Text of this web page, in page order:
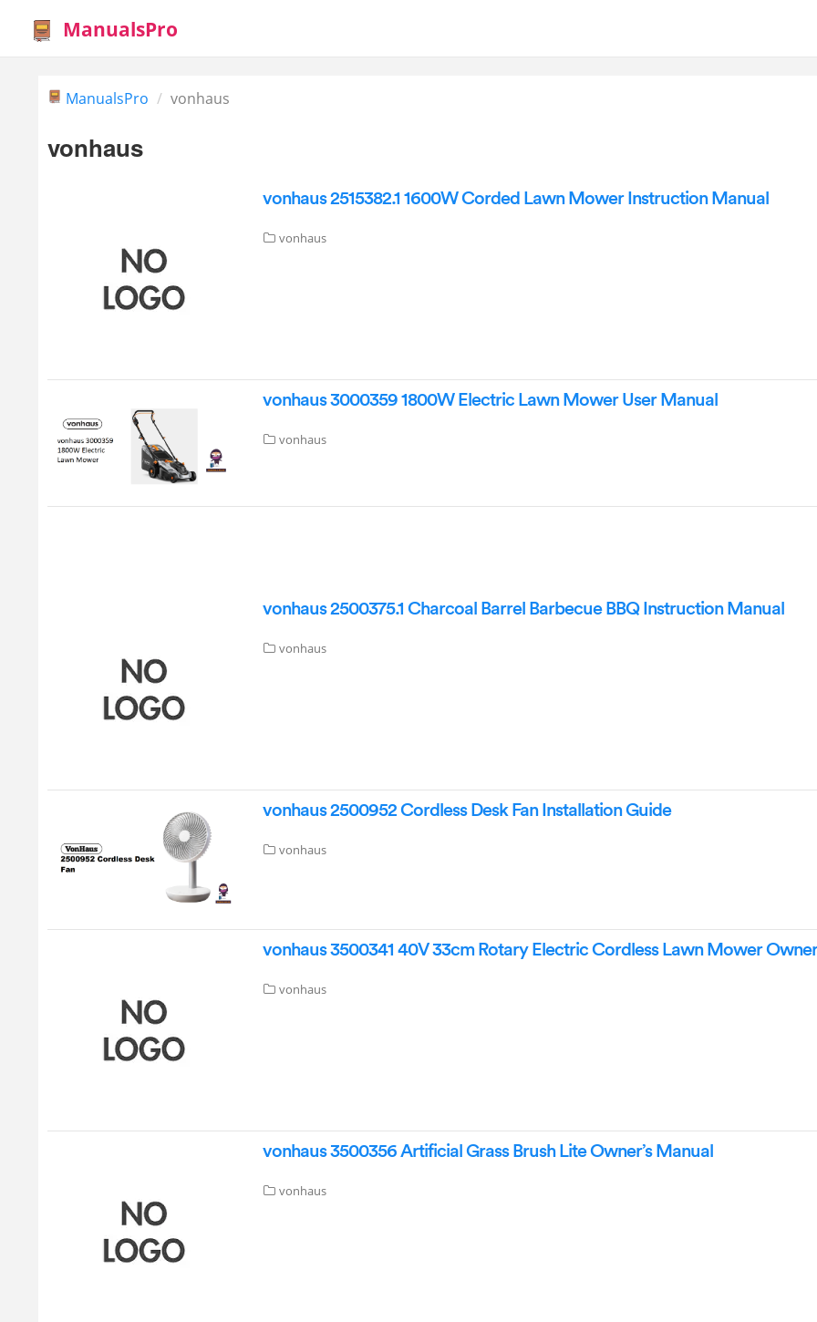
ManualsPro
ManualsPro vonhaus
vonhaus
vonhaus 2515382.1 1600W Corded Lawn Mower Instruction Manual
vonhaus
vonhaus 3000359 1800W Electric Lawn Mower User Manual
vonhaus
vonhaus 2500375.1 Charcoal Barrel Barbecue BBQ Instruction Manual
vonhaus
vonhaus 2500952 Cordless Desk Fan Installation Guide
vonhaus
vonhaus 3500341 40V 33cm Rotary Electric Cordless Lawn Mower
vonhaus
vonhaus 3500356 Artificial Grass Brush Lite Owner’s Manual
vonhaus